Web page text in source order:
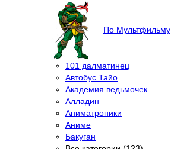
По Мультфильму
101 далматинец
Автобус Тайо
Академия ведьмочек
Алладин
Аниматроники
Аниме
Бакуган